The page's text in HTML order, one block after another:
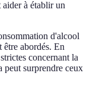
à établir un
d'alcool
être abordés. En
concernant la
peut surprendre ceux